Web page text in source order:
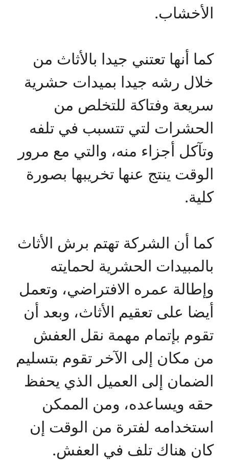
الأخشاب.
كما أنها تعتني جيدا بالأثاث من
خلال رشه جيدا بميدات حشرية
سريعة وفتاكة للتخلص من
الحشرات لتي تتسبب في تلفه
وتآكل أجزاء منه، والتي مع مرور
الوقت ينتج عنها تخريبها بصورة
كلية.
كما أن الشركة تهتم برش الأثاث
بالمبيدات الحشرية لحمايته
وإطالة عمره الافتراضي، وتعمل
أيضا على تعقيم الأثاث، وبعد أن
تقوم بإتمام مهمة نقل العفش
من مكان إلى الآخر تقوم بتسليم
الضمان إلى العميل الذي يحفظ
حقه ويساعده، ومن الممكن
استخدامه لفترة من الوقت إن
كان هناك تلف في العفش.